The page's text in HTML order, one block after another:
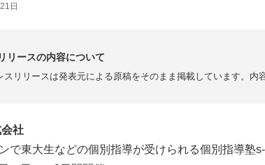
日
リースの内容について
スリリースは発表元による原稿をそのまま掲載しています。内
社
で東大生などの個別指導が受けられる個別指導塾